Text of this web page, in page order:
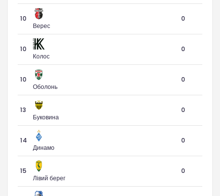
10
Верес
0
10
Колос
0
10
Оболонь
0
13
Буковина
0
14
Динамо
0
15
Лівий берег
0